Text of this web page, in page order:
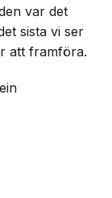
var det
sista vi ser
att framföra.